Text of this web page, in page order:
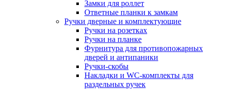
Замки для роллет
Ответные планки к замкам
Ручки дверные и комплектующие
Ручки на розетках
Ручки на планке
Фурнитура для противопожарных
дверей и антипаники
Ручки-скобы
Накладки и WC-комплекты для
раздельных ручек